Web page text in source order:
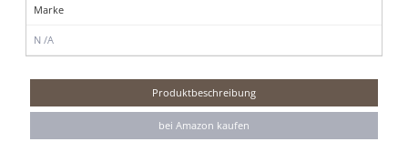
Marke
N /A
Produktbeschreibung
bei Amazon kaufen